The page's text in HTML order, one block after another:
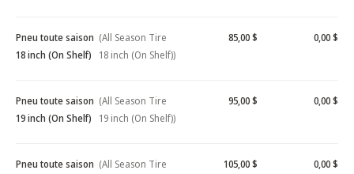
Pneu toute saison
18 inch (On Shelf)
(All Season Tire
18 inch (On Shelf))
85,00 $ 0,00 $
Pneu toute saison
19 inch (On Shelf)
(All Season Tire
19 inch (On Shelf))
95,00 $ 0,00 $
Pneu toute saison (All Season Tire
105,00 $ 0,00 $